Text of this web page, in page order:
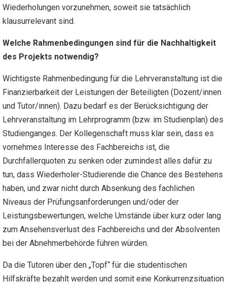
Wiederholungen vorzunehmen, soweit sie tatsächlich
klausurrelevant sind.
Welche Rahmenbedingungen sind für die Nachhaltigkeit
des Projekts notwendig?
Wichtigste Rahmenbedingung für die Lehrveranstaltung ist die
Finanzierbarkeit der Leistungen der Beteiligten (Dozent/innen
und Tutor/innen). Dazu bedarf es der Berücksichtigung der
Lehrveranstaltung im Lehrprogramm (bzw. im Studienplan) des
Studienganges. Der Kollegenschaft muss klar sein, dass es
vornehmes Interesse des Fachbereichs ist, die
Durchfallerquoten zu senken oder zumindest alles dafür zu
tun, dass Wiederholer-Studierende die Chance des Bestehens
haben, und zwar nicht durch Absenkung des fachlichen
Niveaus der Prüfungsanforderungen und/oder der
Leistungsbewertungen, welche Umstände über kurz oder lang
zum Ansehensverlust des Fachbereichs und der Absolventen
bei der Abnehmerbehörde führen würden.
Da die Tutoren über den „Topf“ für die studentischen
Hilfskräfte bezahlt werden und somit eine Konkurrenzsituation